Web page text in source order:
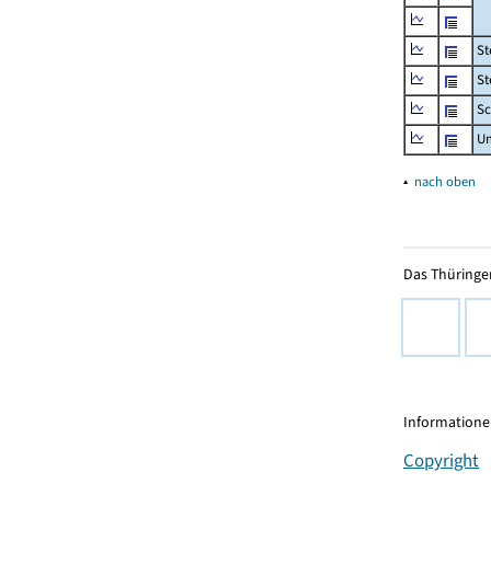
▴ nach oben
Das
Copyright